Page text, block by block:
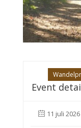
Event
11 juli 2026